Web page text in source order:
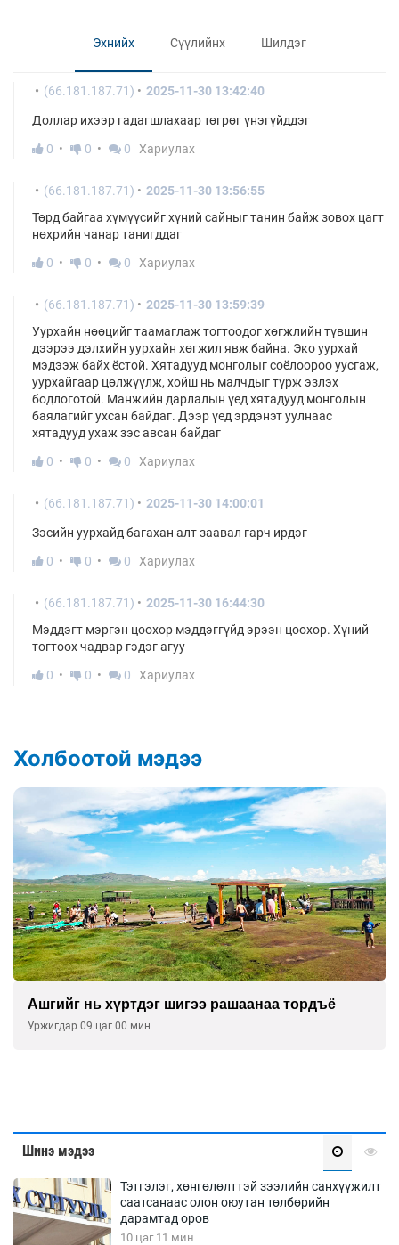
Эхнийх Сүүлийнх Шилдэг
(66.181.187.71) 2025-11-30 13:42:40
Доллар ихээр гадагшлахаар төгрөг үнэгүйддэг
0
0 0 Хариулах
(66.181.187.71)
2025-11-30 13:56:55
Төрд байгаа хүмүүсийг хүний сайныг танин байж зовох цагт
нөхрийн чанар танигддаг
0
0 0 Хариулах
(66.181.187.71)
2025-11-30 13:59:39
Уурхайн нөөцийг таамаглаж тогтоодог хөгжлийн түвшин
дээрээ дэлхийн уурхайн хөгжил явж байна. Эко уурхай
мэдээж байх ёстой. Хятадууд монголыг соёлоороо уусгаж,
уурхайгаар цөлжүүлж, хойш нь малчдыг түрж эзлэх
бодлоготой. Манжийн дарлалын үед хятадууд монголын
баялагийг ухсан байдаг. Дээр үед эрдэнэт уулнаас
хятадууд ухаж зэс авсан байдаг
0
0 0 Хариулах
(66.181.187.71) 2025-11-30 14:00:01
Зэсийн уурхайд багахан алт заавал гарч ирдэг
0
0 0 Хариулах
(66.181.187.71)
2025-11-30 16:44:30
Мэддэгт мэргэн цоохор мэддэггүйд эрээн цоохор. Хүний
тогтоох чадвар гэдэг агуу
0
0 0 Хариулах
Холбоотой мэдээ
Ашгийг нь хүртдэг шигээ рашаанаа тордъё
Уржигдар 09 цаг 00 мин
Шинэ мэдээ
Тэтгэлэг, хөнгөлөлттэй зээлийн санхүүжилт
саатсанаас олон оюутан төлбөрийн
дарамтад оров
10 цаг 11 мин